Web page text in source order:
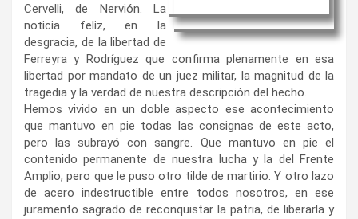
Cervelli, de Nervión. La
noticia feliz, en la
desgracia, de la libertad de
Ferreyra y Rodríguez que confirma plenamente en esa
libertad por mandato de un juez militar, la magnitud de la
tragedia y la verdad de nuestra descripción del hecho.
Hemos vivido en un doble aspecto ese acontecimiento
que mantuvo en pie todas las consignas de este acto,
pero las subrayó con sangre. Que mantuvo en pie el
contenido permanente de nuestra lucha y la del Frente
Amplio, pero que le puso otro tilde de martirio. Y otro lazo
de acero indestructible entre todos nosotros, en ese
juramento sagrado de reconquistar la patria, de liberarla y